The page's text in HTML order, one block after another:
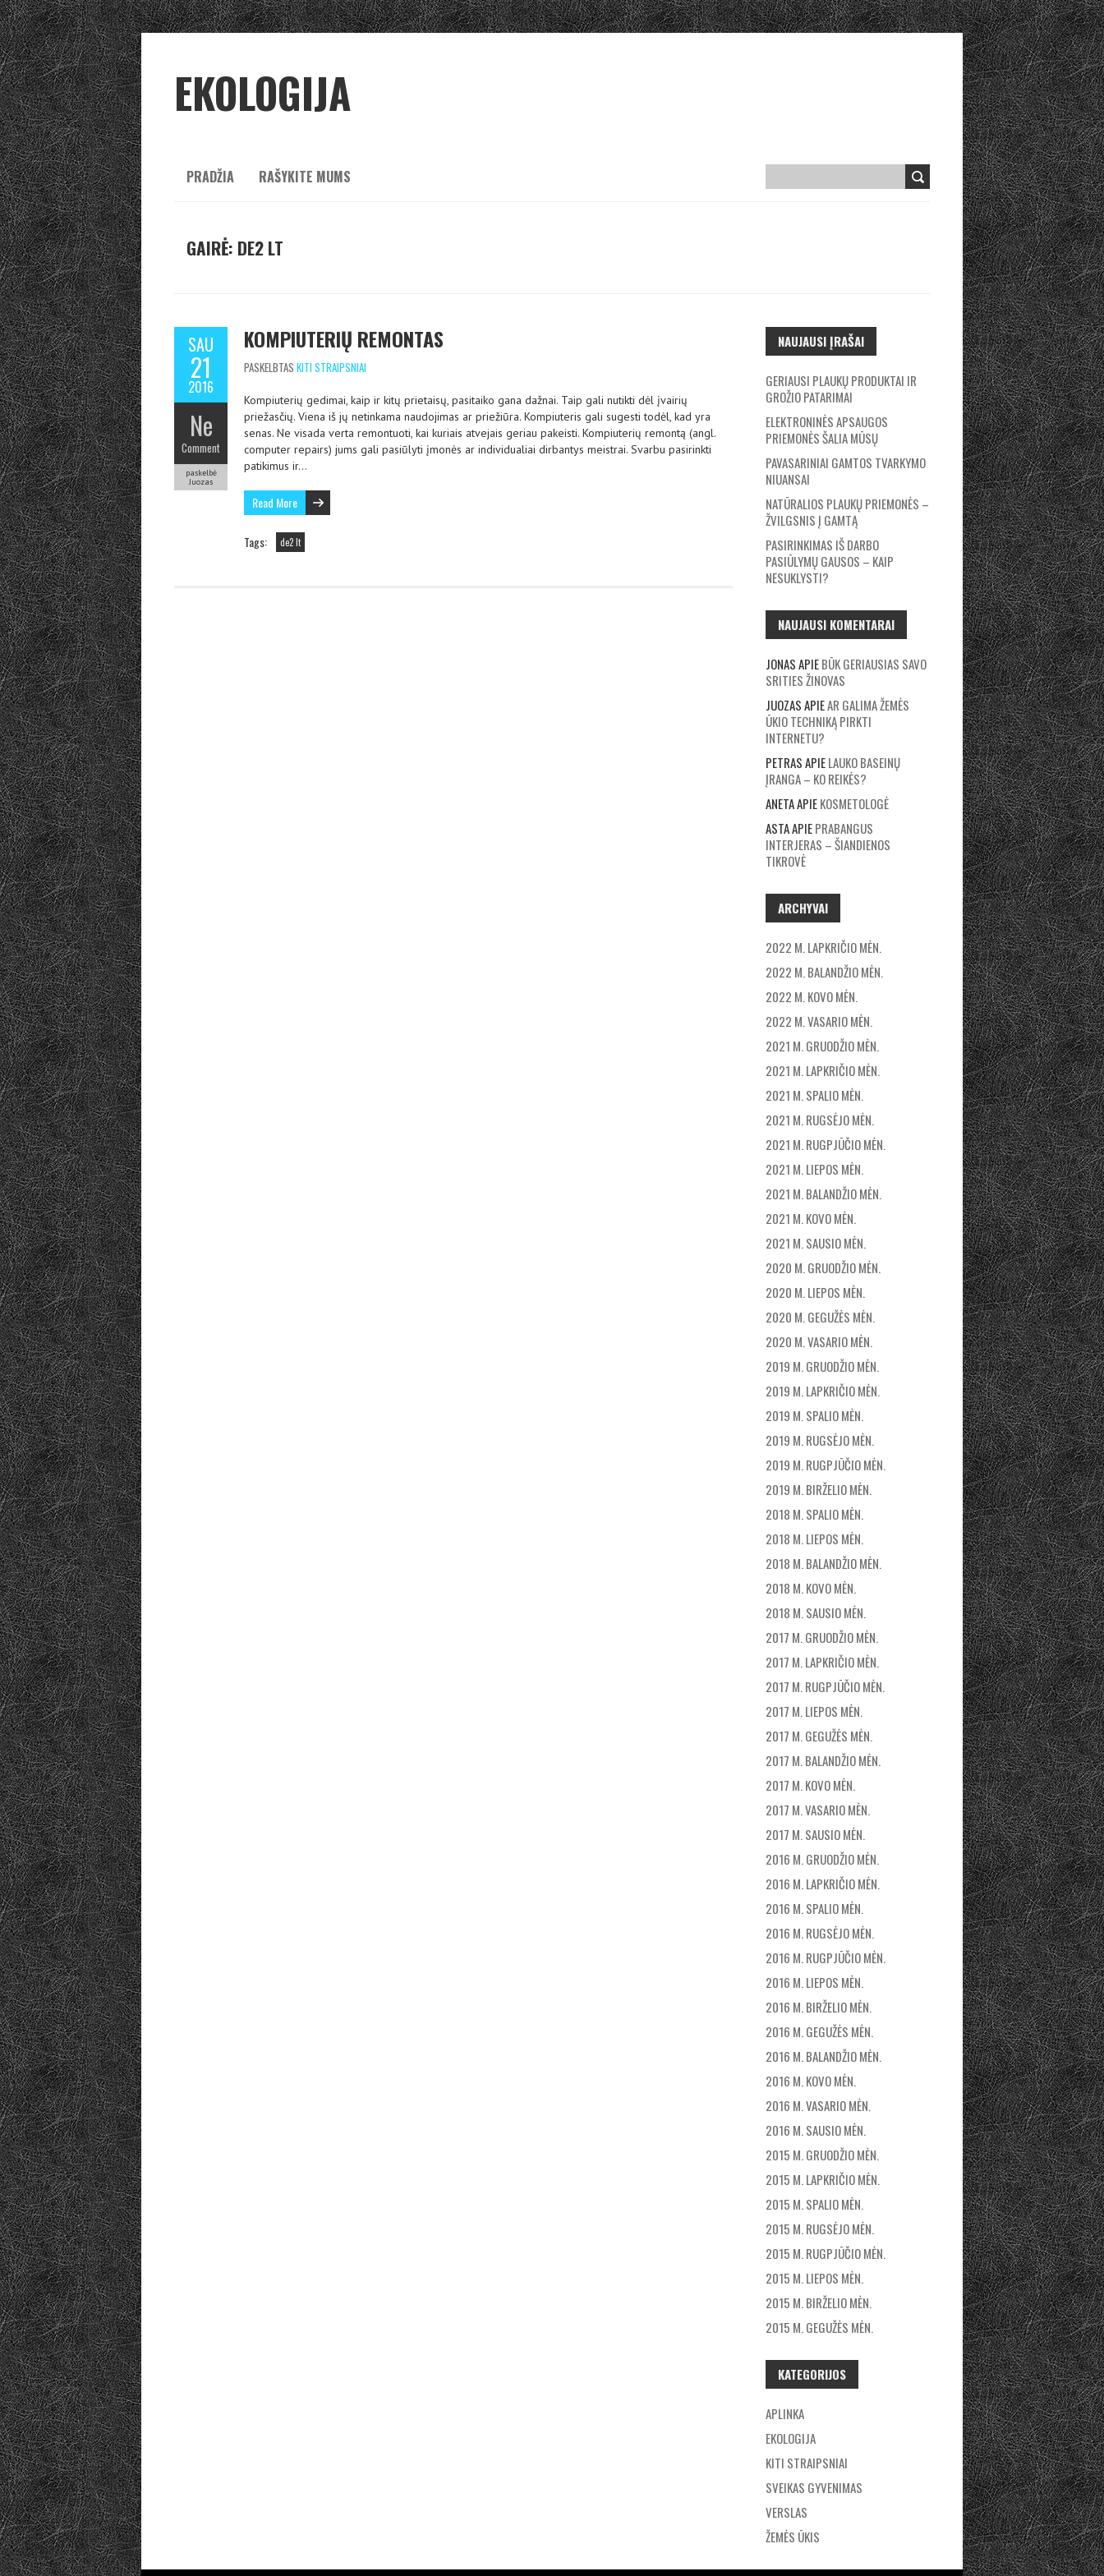
EKOLOGIJA
PRADŽIA RAŠYKITE MUMS
GAIRĖ: DE2 LT
SAU
21
2016
Ne
Comment
paskelbė
Juozas
KOMPIUTERIŲ REMONTAS
PASKELBTAS KITI STRAIPSNIAI
Kompiuterių gedimai, kaip ir kitų prietaisų, pasitaiko gana dažnai. Taip gali nutikti dėl įvairių
priežasčių. Viena iš jų netinkama naudojimas ar priežiūra. Kompiuteris gali sugesti todėl, kad yra
senas. Ne visada verta remontuoti, kai kuriais atvejais geriau pakeisti. Kompiuterių remontą (angl.
computer repairs) jums gali pasiūlyti įmonės ar individualiai dirbantys meistrai. Svarbu pasirinkti
patikimus ir…
Read More
Tags: de2 lt
NAUJAUSI ĮRAŠAI
GERIAUSI PLAUKŲ PRODUKTAI IR
GROŽIO PATARIMAI
ELEKTRONINĖS APSAUGOS
PRIEMONĖS ŠALIA MŪSŲ
PAVASARINIAI GAMTOS TVARKYMO
NIUANSAI
NATŪRALIOS PLAUKŲ PRIEMONĖS –
ŽVILGSNIS Į GAMTĄ
PASIRINKIMAS IŠ DARBO
PASIŪLYMŲ GAUSOS – KAIP
NESUKLYSTI?
NAUJAUSI KOMENTARAI
JONASAPIEBŪK GERIAUSIAS SAVO
SRITIES ŽINOVAS
JUOZASAPIEAR GALIMA ŽEMĖS
ŪKIO TECHNIKĄ PIRKTI
INTERNETU?
PETRASAPIELAUKO BASEINŲ
ĮRANGA – KO REIKĖS?
ANETAAPIEKOSMETOLOGĖ
ASTAAPIEPRABANGUS
INTERJERAS – ŠIANDIENOS
TIKROVĖ
ARCHYVAI
2022 M. LAPKRIČIO MĖN.
2022 M. BALANDŽIO MĖN.
2022 M. KOVO MĖN.
2022 M. VASARIO MĖN.
2021 M. GRUODŽIO MĖN.
2021 M. LAPKRIČIO MĖN.
2021 M. SPALIO MĖN.
2021 M. RUGSĖJO MĖN.
2021 M. RUGPJŪČIO MĖN.
2021 M. LIEPOS MĖN.
2021 M. BALANDŽIO MĖN.
2021 M. KOVO MĖN.
2021 M. SAUSIO MĖN.
2020 M. GRUODŽIO MĖN.
2020 M. LIEPOS MĖN.
2020 M. GEGUŽĖS MĖN.
2020 M. VASARIO MĖN.
2019 M. GRUODŽIO MĖN.
2019 M. LAPKRIČIO MĖN.
2019 M. SPALIO MĖN.
2019 M. RUGSĖJO MĖN.
2019 M. RUGPJŪČIO MĖN.
2019 M. BIRŽELIO MĖN.
2018 M. SPALIO MĖN.
2018 M. LIEPOS MĖN.
2018 M. BALANDŽIO MĖN.
2018 M. KOVO MĖN.
2018 M. SAUSIO MĖN.
2017 M. GRUODŽIO MĖN.
2017 M. LAPKRIČIO MĖN.
2017 M. RUGPJŪČIO MĖN.
2017 M. LIEPOS MĖN.
2017 M. GEGUŽĖS MĖN.
2017 M. BALANDŽIO MĖN.
2017 M. KOVO MĖN.
2017 M. VASARIO MĖN.
2017 M. SAUSIO MĖN.
2016 M. GRUODŽIO MĖN.
2016 M. LAPKRIČIO MĖN.
2016 M. SPALIO MĖN.
2016 M. RUGSĖJO MĖN.
2016 M. RUGPJŪČIO MĖN.
2016 M. LIEPOS MĖN.
2016 M. BIRŽELIO MĖN.
2016 M. GEGUŽĖS MĖN.
2016 M. BALANDŽIO MĖN.
2016 M. KOVO MĖN.
2016 M. VASARIO MĖN.
2016 M. SAUSIO MĖN.
2015 M. GRUODŽIO MĖN.
2015 M. LAPKRIČIO MĖN.
2015 M. SPALIO MĖN.
2015 M. RUGSĖJO MĖN.
2015 M. RUGPJŪČIO MĖN.
2015 M. LIEPOS MĖN.
2015 M. BIRŽELIO MĖN.
2015 M. GEGUŽĖS MĖN.
KATEGORIJOS
APLINKA
EKOLOGIJA
KITI STRAIPSNIAI
SVEIKAS GYVENIMAS
VERSLAS
ŽEMĖS ŪKIS